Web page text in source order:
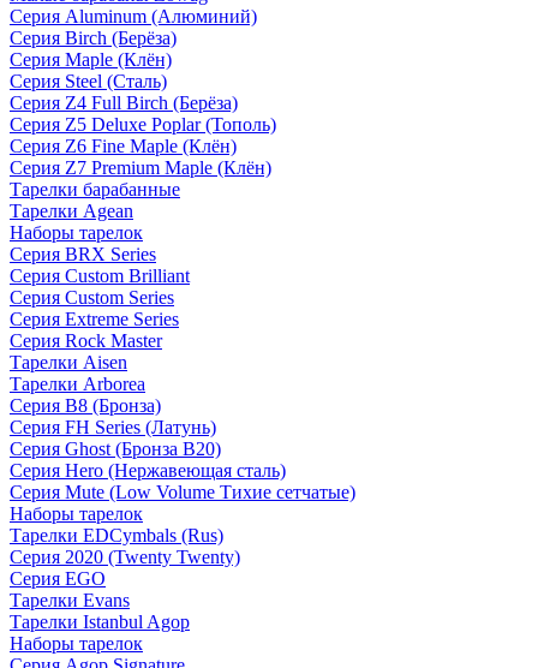
Серия Aluminum (Алюминий)
Серия Birch (Берёза)
Серия Maple (Клён)
Серия Steel (Сталь)
Серия Z4 Full Birch (Берёза)
Серия Z5 Deluxe Poplar (Тополь)
Серия Z6 Fine Maple (Клён)
Серия Z7 Premium Maple (Клён)
Тарелки барабанные
Тарелки Agean
Наборы тарелок
Серия BRX Series
Серия Custom Brilliant
Серия Custom Series
Серия Extreme Series
Серия Rock Master
Тарелки Aisen
Тарелки Arborea
Серия B8 (Бронза)
Серия FH Series (Латунь)
Серия Ghost (Бронза B20)
Серия Hero (Нержавеющая сталь)
Серия Mute (Low Volume Тихие сетчатые)
Наборы тарелок
Тарелки EDCymbals (Rus)
Серия 2020 (Twenty Twenty)
Серия EGO
Тарелки Evans
Тарелки Istanbul Agop
Наборы тарелок